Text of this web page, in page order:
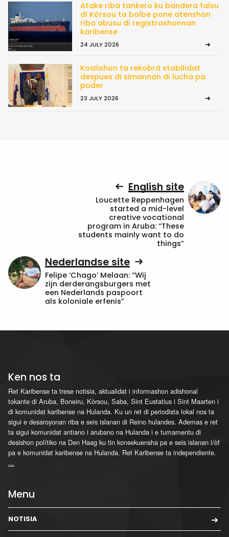
Atake riba tankero ku bandera falsu
di Kòrsou ta bolbe pone atenshon
riba abusu di registrashonnan
karibense
24 JULY 2026
Koalishon ta rekobrá stabilidat
despues di simannan di lucha pa
poder
23 JULY 2026
English site
Loucette Reppenhagen
started a mid-level
creative vocational
program in Aruba: “These
students mainly want to do
things”
Nederlandse site
Felipe ‘Chago’ Melaan: “Wij
zijn derderangsburgers met
een Nederlands paspoort
als koloniale erfenis”
Ken nos ta
Ret Karibense ta trese notisia, aktualidat i informashon adishonal
tokante di Aruba, Boneiru, Kòrsou, Saba, Sint Eustatius i Sint Maarten i
di komunidat karibense na Hulanda. Ku un ret di periodista lokal nos ta
sigui e desaroyonan riba e seis islanan di Reino hulandes. Ademas e ret
ta sigui komunidat antiano i arubano na Hulanda i e tumamentu di
desishon polítiko na Den Haag ku tin konsekuensha pa e seis islanan i/òf
pa e komunidat karibense na Hulanda. Ret Karibense ta independiente.
...
Menu
NOTISIA